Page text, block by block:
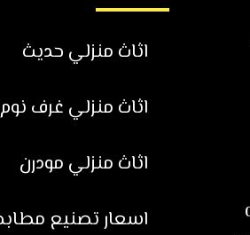
اثاث منزلي حديث
اثاث منزلي غرف نوم
اثاث منزلي مودرن
اسعار تصنيع